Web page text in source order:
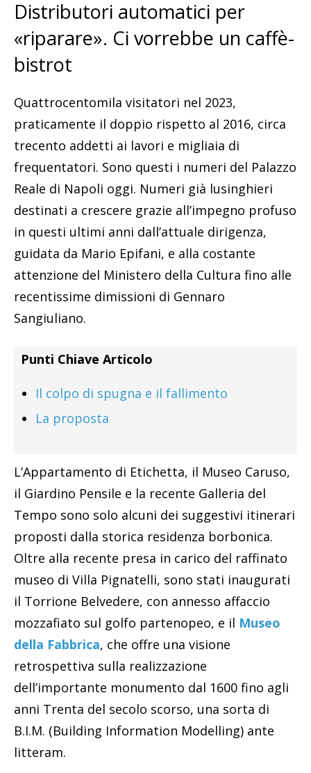
Distributori automatici per
«riparare». Ci vorrebbe un caffè-
bistrot
Quattrocentomila visitatori nel 2023,
praticamente il doppio rispetto al 2016, circa
trecento addetti ai lavori e migliaia di
frequentatori. Sono questi i numeri del Palazzo
Reale di Napoli oggi. Numeri già lusinghieri
destinati a crescere grazie all’impegno profuso
in questi ultimi anni dall’attuale dirigenza,
guidata da Mario Epifani, e alla costante
attenzione del Ministero della Cultura fino alle
recentissime dimissioni di Gennaro
Sangiuliano.
Punti Chiave Articolo
Il colpo di spugna e il fallimento
La proposta
L’Appartamento di Etichetta, il Museo Caruso,
il Giardino Pensile e la recente Galleria del
Tempo sono solo alcuni dei suggestivi itinerari
proposti dalla storica residenza borbonica.
Oltre alla recente presa in carico del raffinato
museo di Villa Pignatelli, sono stati inaugurati
il Torrione Belvedere, con annesso affaccio
mozzafiato sul golfo partenopeo, e il Museo
della Fabbrica, che offre una visione
retrospettiva sulla realizzazione
dell’importante monumento dal 1600 fino agli
anni Trenta del secolo scorso, una sorta di
B.I.M. (Building Information Modelling) ante
litteram.